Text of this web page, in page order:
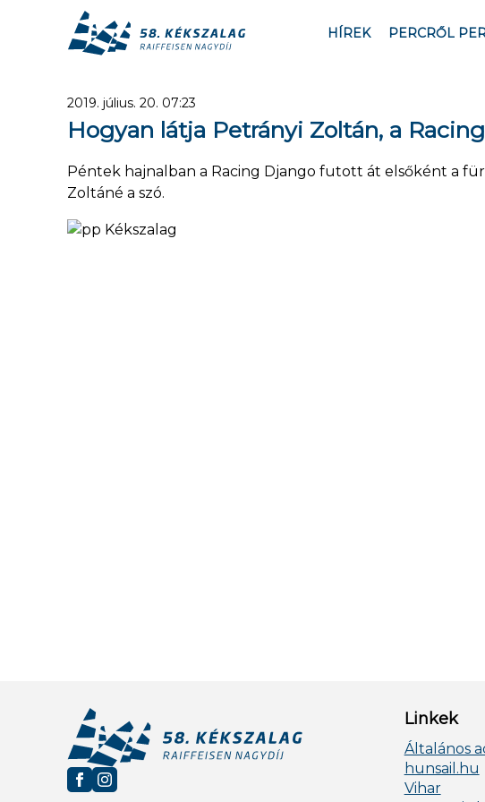
HÍREK PERCRŐL
2019. július. 20. 07:23
Hogyan látja Petrányi Zoltán, a
Péntek hajnalban a Racing Django futott át elsőként a
Zoltáné a szó.
Linkek
Általános
hunsail.hu
Vihar